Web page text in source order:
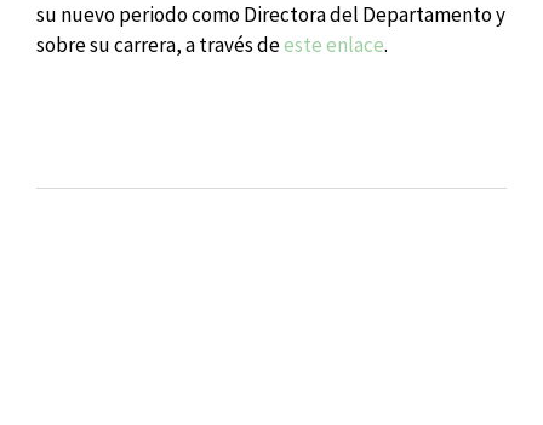
su nuevo periodo como Directora del Departamento y
sobre su carrera, a través deeste enlace.